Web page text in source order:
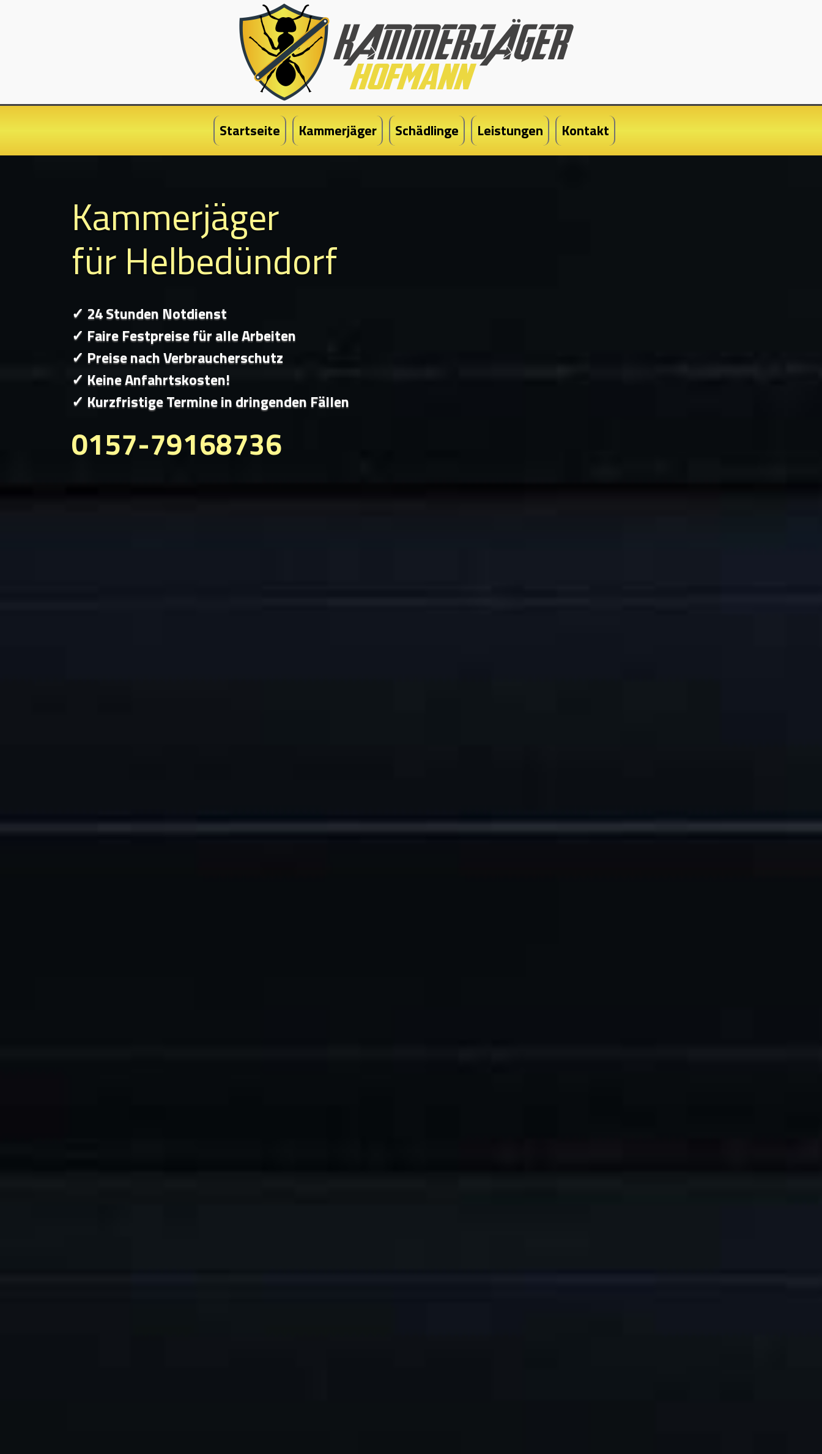
Startseite Kammerjäger Schädlinge Leistungen Kontakt
Kammerjäger
für Helbedündorf
✓ 24 Stunden Notdienst
✓ Faire Festpreise für alle Arbeiten
✓ Preise nach Verbraucherschutz
✓ Keine Anfahrtskosten!
✓ Kurzfristige Termine in dringenden Fällen
0157-79168736